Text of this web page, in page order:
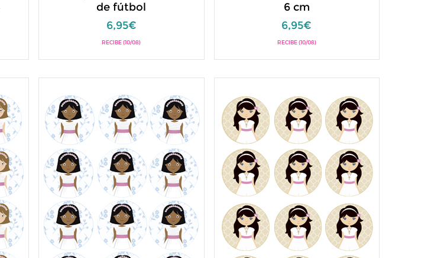
de fútbol
6,95€
RECIBE (10/08)
6 cm
6,95€
RECIBE (10/08)